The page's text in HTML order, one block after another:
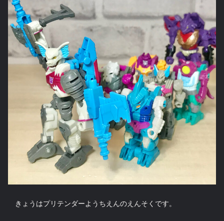
きょうはプリテンダーようちえんのえんそくです。